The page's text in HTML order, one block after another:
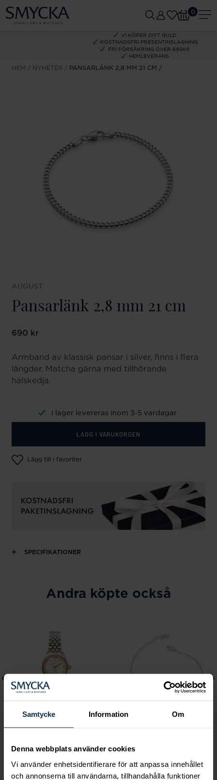
Samtycke Information Om
Denna webbplats använder cookies
Vi använder enhetsidentifierare för att anpassa innehållet
och annonserna till användarna, tillhandahålla funktioner
VI KÖPER DITT GULD
KOSTNADSFRI PRESENTINSLAGNING
FRI FÖRSÄKRING ÖVER 695KR
HEMLEVERANS
0
HEM NYHETER PANSARLÄNK 2,8 MM 21 CM
AUGUST
Pansarlänk 2,8 mm 21 cm
Pris:690 kr
690 kr
Armband av klassisk pansar i silver, finns i flera
längder. Matcha gärna med tillhörande
halskedja.
I lager levereras inom 3-5 vardagar
LÄGG I VARUKORGEN
Lägg till i favoriter
SPECIFIKATIONER
Andra köpte också
Mockberg
Pris
2 399 kr
Lily and Rose
Emily pearl bracelet -
Ivory